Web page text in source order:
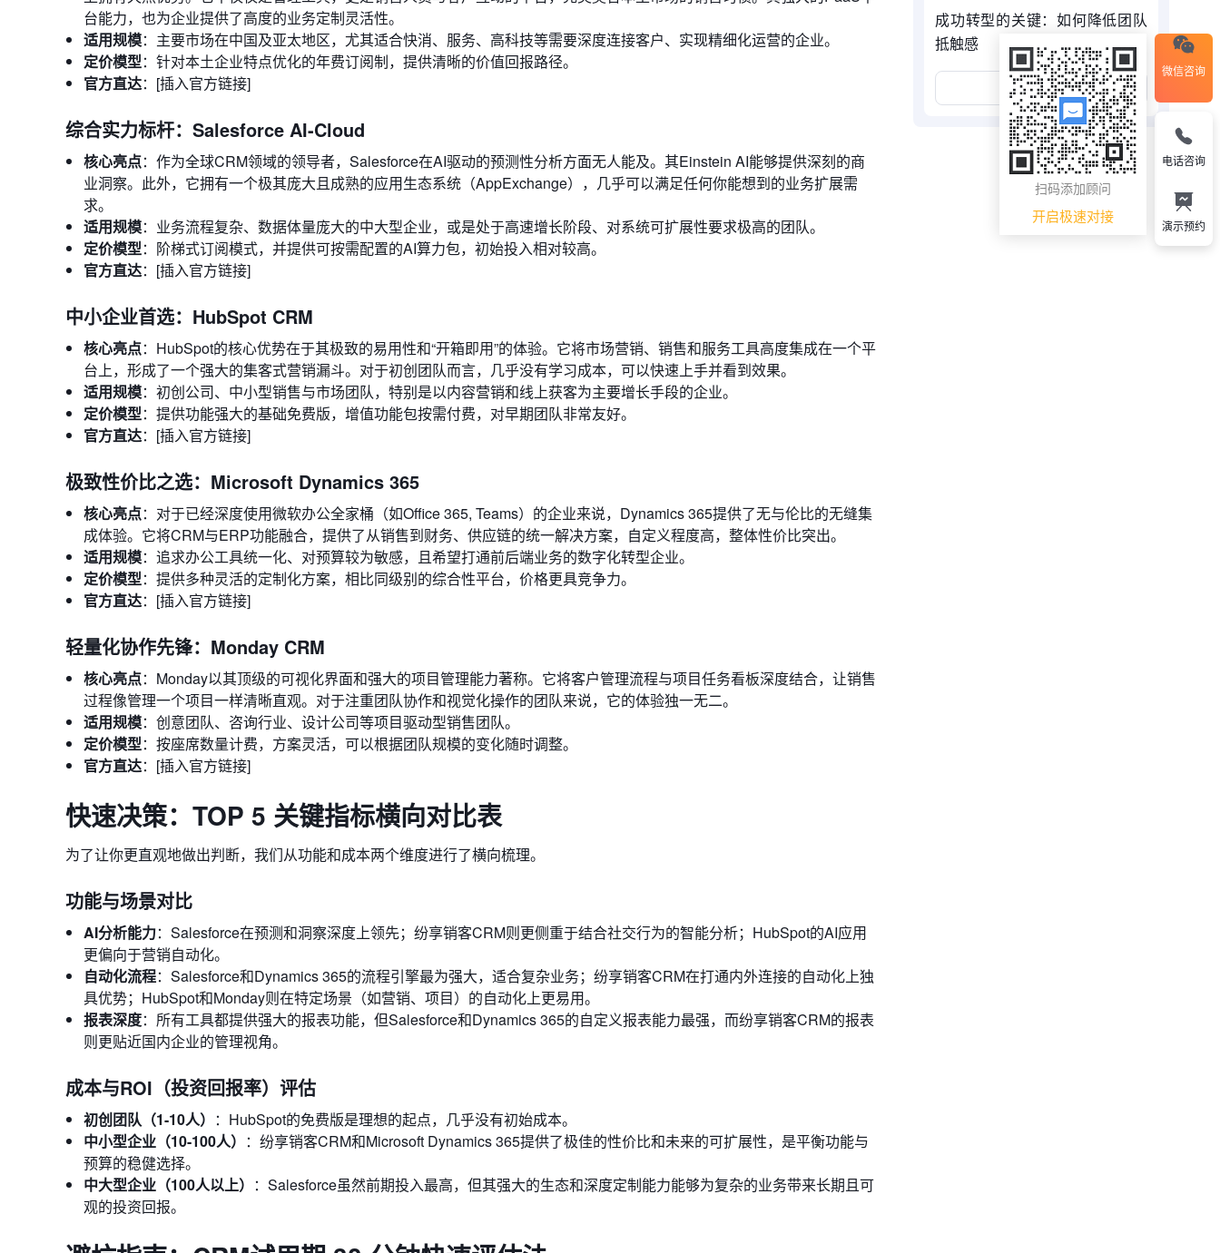
台能力，也为企业提供了高度的业务定制灵活性。
适用规模：主要市场在中国及亚太地区，尤其适合快消、服务、高科技等需要深度连接客户、实现精细化运营的企业。
定价模型：针对本土企业特点优化的年费订阅制，提供清晰的价值回报路径。
官方直达：[插入官方链接]
综合实力标杆：Salesforce AI-Cloud
核心亮点：作为全球CRM领域的领导者，Salesforce在AI驱动的预测性分析方面无人能及。其Einstein AI能够提供深刻的商
业洞察。此外，它拥有一个极其庞大且成熟的应用生态系统（AppExchange），几乎可以满足任何你能想到的业务扩展需
求。
适用规模：业务流程复杂、数据体量庞大的中大型企业，或是处于高速增长阶段、对系统可扩展性要求极高的团队。
定价模型：阶梯式订阅模式，并提供可按需配置的AI算力包，初始投入相对较高。
官方直达：[插入官方链接]
中小企业首选：HubSpot CRM
核心亮点：HubSpot的核心优势在于其极致的易用性和“开箱即用”的体验。它将市场营销、销售和服务工具高度集成在一个平
台上，形成了一个强大的集客式营销漏斗。对于初创团队而言，几乎没有学习成本，可以快速上手并看到效果。
适用规模：初创公司、中小型销售与市场团队，特别是以内容营销和线上获客为主要增长手段的企业。
定价模型：提供功能强大的基础免费版，增值功能包按需付费，对早期团队非常友好。
官方直达：[插入官方链接]
极致性价比之选：Microsoft Dynamics 365
核心亮点：对于已经深度使用微软办公全家桶（如Office 365, Teams）的企业来说，Dynamics 365提供了无与伦比的无缝集
成体验。它将CRM与ERP功能融合，提供了从销售到财务、供应链的统一解决方案，自定义程度高，整体性价比突出。
适用规模：追求办公工具统一化、对预算较为敏感，且希望打通前后端业务的数字化转型企业。
定价模型：提供多种灵活的定制化方案，相比同级别的综合性平台，价格更具竞争力。
官方直达：[插入官方链接]
轻量化协作先锋：Monday CRM
核心亮点：Monday以其顶级的可视化界面和强大的项目管理能力著称。它将客户管理流程与项目任务看板深度结合，让销售
过程像管理一个项目一样清晰直观。对于注重团队协作和视觉化操作的团队来说，它的体验独一无二。
适用规模：创意团队、咨询行业、设计公司等项目驱动型销售团队。
定价模型：按座席数量计费，方案灵活，可以根据团队规模的变化随时调整。
官方直达：[插入官方链接]
快速决策：TOP 5 关键指标横向对比表
为了让你更直观地做出判断，我们从功能和成本两个维度进行了横向梳理。
功能与场景对比
AI分析能力：Salesforce在预测和洞察深度上领先；纷享销客CRM则更侧重于结合社交行为的智能分析；HubSpot的AI应用
更偏向于营销自动化。
自动化流程：Salesforce和Dynamics 365的流程引擎最为强大，适合复杂业务；纷享销客CRM在打通内外连接的自动化上独
具优势；HubSpot和Monday则在特定场景（如营销、项目）的自动化上更易用。
报表深度：所有工具都提供强大的报表功能，但Salesforce和Dynamics 365的自定义报表能力最强，而纷享销客CRM的报表
则更贴近国内企业的管理视角。
成本与ROI（投资回报率）评估
初创团队（1-10人） ：HubSpot的免费版是理想的起点，几乎没有初始成本。
中小型企业（10-100人） ：纷享销客CRM和Microsoft Dynamics 365提供了极佳的性价比和未来的可扩展性，是平衡功能与
预算的稳健选择。
中大型企业（100人以上） ：Salesforce虽然前期投入最高，但其强大的生态和深度定制能力能够为复杂的业务带来长期且可
观的投资回报。
成功转型的关键：如何降低团队
抵触感
展开更多
微信咨询
扫码添加顾问
开启极速对接
电话咨询
演示预约